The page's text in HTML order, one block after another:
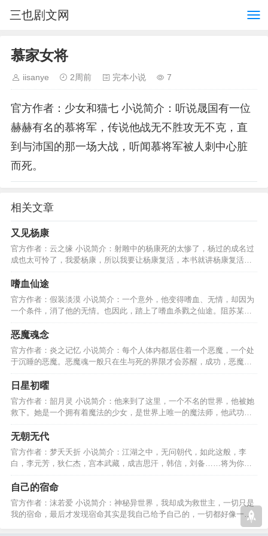
三也剧文网
慕家女将
iisanye 2周前 完本小说 7
官方作者：少女和猫七 小说简介：听说晟国有一位
赫赫有名的慕将军，传说他战无不胜攻无不克，直
到与沛国的那一场大战，听闻慕将军被人刺中心脏
而死。
相关文章
又见杨康
官方作者：云之缘 小说简介：射雕中的杨康死的太惨了，杨过的成名过
成也太可怜了，我爱杨康，所以我要让杨康复活，本书就讲杨康复活之
后与儿子之间的故事。…
嗜血仙途
官方作者：假装淡漠 小说简介：一个意外，他变得嗜血、无情，却因为
一个条件，消了他的无情。也因此，踏上了嗜血杀戮之仙途。阻苏某
者，杀！不顺眼者，杀！…
恶魔魂念
官方作者：炎之记忆 小说简介：每个人体内都居住着一个恶魔，一个处
于沉睡的恶魔。恶魔魂一般只在生与死的界限才会苏醒，成功，恶魔魂
觉醒。失败，便是死亡。…
日星初曜
官方作者：韶月灵 小说简介：他来到了这里，一个不名的世界，他被她
救下。她是一个拥有着魔法的少女，是世界上唯一的魔法师，他武功盖
世，却只宠她一人………
无朝无代
官方作者：梦夭夭折 小说简介：江湖之中，无问朝代，如此这般，李
白，李元芳，狄仁杰，宫本武藏，成吉思汗，韩信，刘备……将为你展
开一副别样的江湖画卷！…
自己的宿命
官方作者：沫若爱 小说简介：神秘异世界，我却成为救世主，一切只是
我的宿命，最后才发现宿命其实是我自己给予自己的，一切都好像一场